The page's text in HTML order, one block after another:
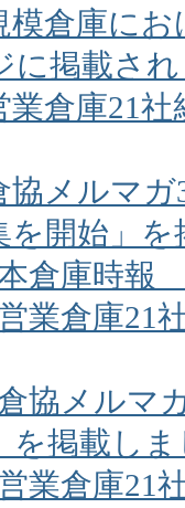
模倉庫に
に掲載さ
業倉庫21
協メルマ
を開始」
倉庫時報
営業倉庫21
協メルマ
を掲載し
営業倉庫21